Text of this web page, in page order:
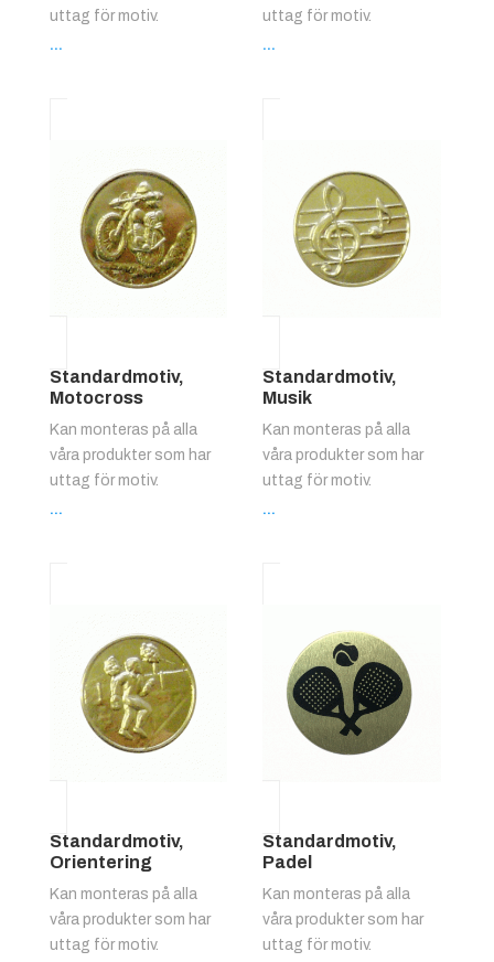
uttag för motiv.
...
uttag för motiv.
...
Standardmotiv,
Motocross
Kan monteras på alla
våra produkter som har
uttag för motiv.
...
Standardmotiv,
Musik
Kan monteras på alla
våra produkter som har
uttag för motiv.
...
Standardmotiv,
Orientering
Kan monteras på alla
våra produkter som har
uttag för motiv.
Standardmotiv,
Padel
Kan monteras på alla
våra produkter som har
uttag för motiv.